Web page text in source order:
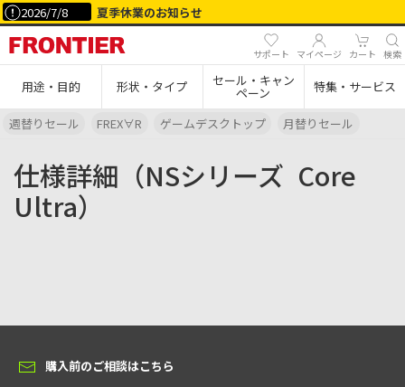
2026/7/8 夏季休業のお知らせ
サポート マイページ カート 検索
用途・目的 形状・タイプ セール・キャン
ペーン 特集・サービス
週替りセール FREX∀R ゲームデスクトップ 月替りセール
仕様詳細（NSシリーズ Core
Ultra）
購入前のご相談はこちら